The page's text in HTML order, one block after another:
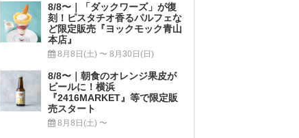
8/8〜｜「ダックワーズ」が復
刻！ピスタチオ香るパルフェな
ど限定販売『ヨックモック青山
本店』
8月8日(土) 〜 8月30日(日)
8/8〜｜朝食のオレンジ果皮が
ビールに！横浜
『2416MARKET』等で限定販
売スタート
8月8日(土) 〜